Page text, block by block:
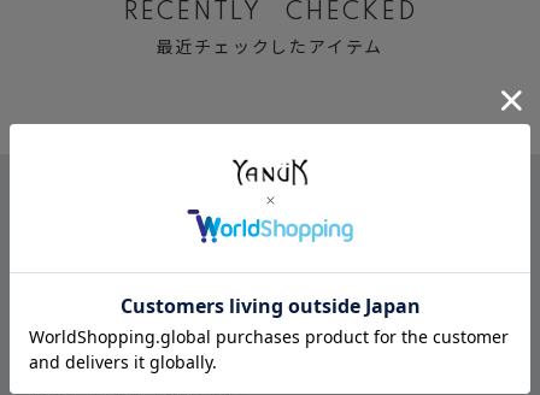
RECENTLY CHECKED
最近チェックしたアイテム
03-6809-2611